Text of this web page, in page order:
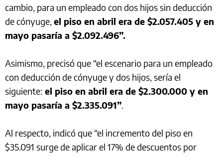
cambio, para un empleado con dos hijos sin deducción
de cónyuge, el piso en abril era de $2.057.405 y en
mayo pasaría a $2.092.496”.
Asimismo, precisó que “el escenario para un empleado
con deducción de cónyuge y dos hijos, sería el
siguiente: el piso en abril era de $2.300.000 y en
mayo pasaría a $2.335.091”.
Al respecto, indicó que “el incremento del piso en
$35.091 surge de aplicar el 17% de descuentos por